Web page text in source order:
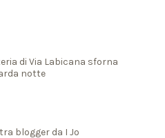
di Via Labicana sforna
notte
blogger da I Jo